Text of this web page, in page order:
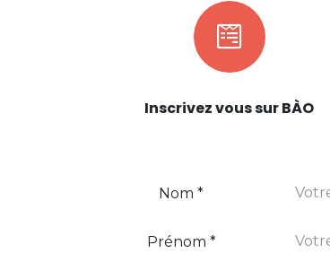
Inscrivez vous sur BÀO
Nom *
Prénom *